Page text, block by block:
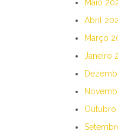
Maio
Abril
Março
Janeiro
Outubro